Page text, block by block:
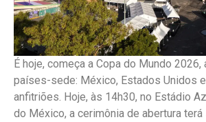
É hoje, começa a Copa do Mundo
países-sede: México, Estados Unidos
anfitriões. Hoje, às 14h30, no Estádio
do México, a cerimônia de abertura